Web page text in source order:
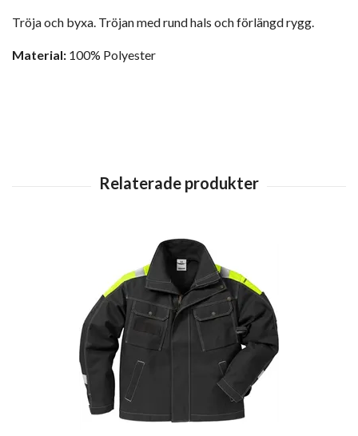
Tröja och byxa. Tröjan med rund hals och förlängd rygg.
Material: 100% Polyester